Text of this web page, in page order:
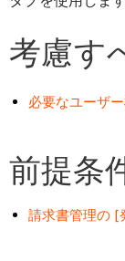
考慮す
必要なユーザ
前提条
請求書管理の [